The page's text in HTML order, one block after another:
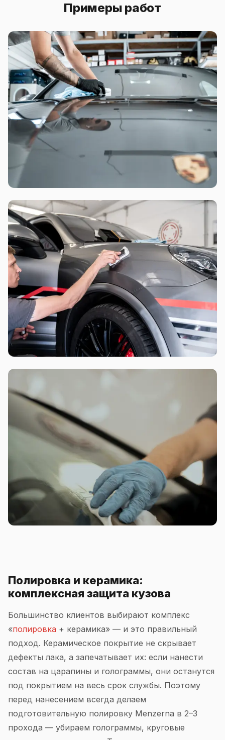
Примеры работ
Полировка и керамика:
комплексная защита кузова
Большинство клиентов выбирают комплекс
«полировка + керамика» — и это правильный
подход. Керамическое покрытие не скрывает
дефекты лака, а запечатывает их: если нанести
состав на царапины и голограммы, они останутся
под покрытием на весь срок службы. Поэтому
перед нанесением всегда делаем
подготовительную полировку Menzerna в 2–3
прохода — убираем голограммы, круговые